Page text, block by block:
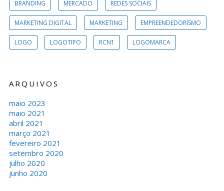
BRANDING MERCADO REDES SOCIAIS
MARKETING DIGITAL MARKETING EMPREENDEDORISMO
LOGO LOGOTIPO RCN1 LOGOMARCA
ARQUIVOS
maio 2023
maio 2021
abril 2021
março 2021
fevereiro 2021
setembro 2020
julho 2020
junho 2020